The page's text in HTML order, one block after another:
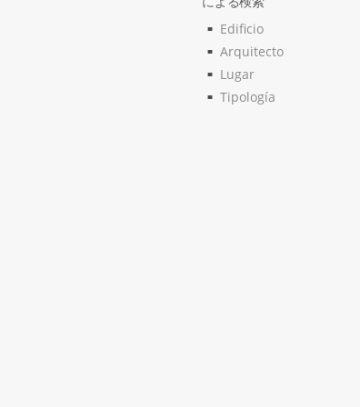
Edificio
Arquitecto
Lugar
Tipología